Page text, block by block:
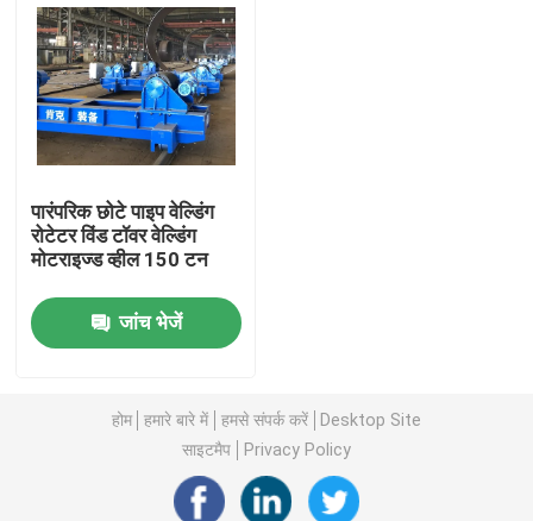
कारखाना भ्रमण
गुणवत्ता नियंत्रण
संपर्क करें
स्व संरेखित वेल्डिंग रोटेटर
पाइप वेल्डिंग रोटेटर
पारंपरिक छोटे पाइप वेल्डिंग
रोटेटर विंड टॉवर वेल्डिंग
मोटराइज्ड व्हील 150 टन
जांच भेजें
होम हमारे बारे में हमसे संपर्क करें
Desktop Site
साइटमैप
Privacy Policy